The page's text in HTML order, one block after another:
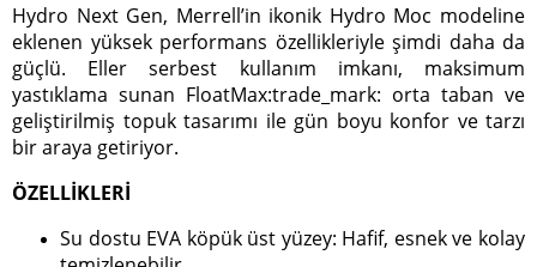
Hydro Next Gen, Merrell’in ikonik Hydro Moc modeline
eklenen yüksek performans özellikleriyle şimdi daha da
güçlü. Eller serbest kullanım imkanı, maksimum
yastıklama sunan FloatMax:trade_mark: orta taban ve
geliştirilmiş topuk tasarımı ile gün boyu konfor ve tarzı
bir araya getiriyor.
ÖZELLİKLERİ
Su dostu EVA köpük üst yüzey: Hafif, esnek ve kolay